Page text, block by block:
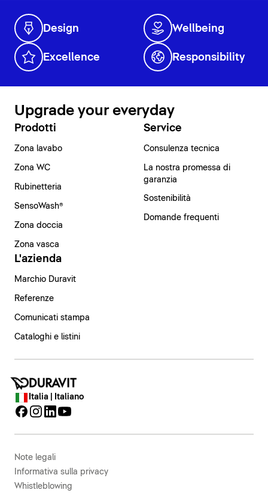
Design Wellbeing
Excellence Responsibility
Upgrade your everyday
Prodotti
Zona lavabo
Zona WC
Rubinetteria
SensoWash®
Zona doccia
Zona vasca
Service
Consulenza tecnica
La nostra promessa di
garanzia
Sostenibilità
Domande frequenti
L'azienda
Marchio Duravit
Referenze
Comunicati stampa
Cataloghi e listini
Italia | Italiano
Note legali
Informativa sulla privacy
Whistleblowing